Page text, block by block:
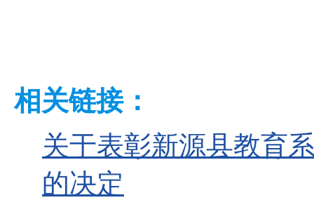
相关链接：
关于表彰新源县教育
的决定